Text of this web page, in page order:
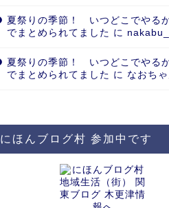
夏祭りの季節！ いつどこでやる
でまとめられてました に
夏祭りの季節！ いつどこでやる
でまとめられてました に なおちゃ
にほんブログ村 参加中です